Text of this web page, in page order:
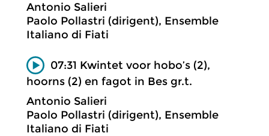
Antonio Salieri
Paolo Pollastri (dirigent), Ensemble
Italiano di Fiati
07:31 Kwintet voor hobo’s (2),
hoorns (2) en fagot in Bes gr.t.
Antonio Salieri
Paolo Pollastri (dirigent), Ensemble
Italiano di Fiati